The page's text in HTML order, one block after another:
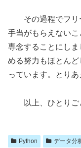
その過程でフリ
手当がもらえない
専念することにし
める努力もほとん
っています。とり
以上、ひとりご
Python データ分